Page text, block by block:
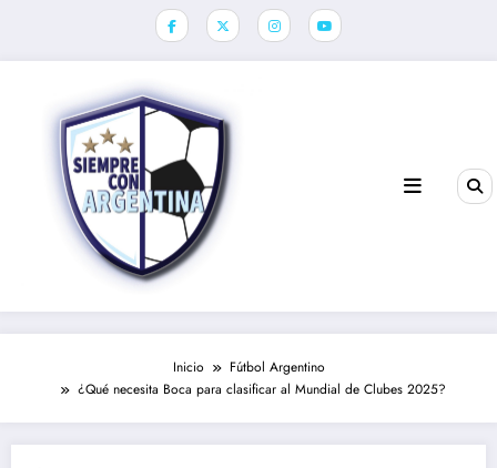
Inicio
Fútbol Argentino
¿Qué necesita Boca para clasificar al Mundial de Clubes 2025?